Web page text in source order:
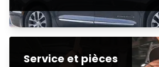
Service et pièces